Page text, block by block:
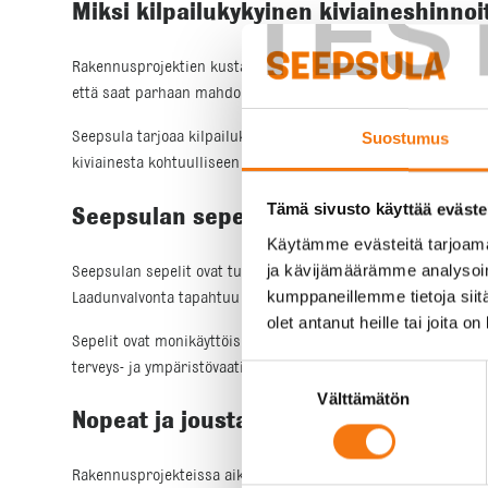
Suostumus
Tämä sivusto käyttää
Käytämme evästeitä
ja kävijämäärämme
kumppaneillemme tietoja
olet antanut heille tai joita
Suostumuksen
Välttämätön
Miksi kilpailukykyinen
Rakennusprojektien kustannukset voivat nousta nopeasti,
että saat parhaan mahdollisen vastineen rahallesi. Tämä on
Seepsula tarjoaa kilpailukykyistä hinnoittelua, joka
kiviainesta kohtuulliseen hintaan. Kilpailukykyinen
Seepsulan sepelit: Laadun ja
Seepsulan sepelit ovat tunnettuja tasalaatuisuudestaan ja
Laadunvalvonta tapahtuu sekä tehtaan omassa
Sepelit ovat monikäyttöisiä ja sopivat erilaisiin
terveys- ja ympäristövaatimukset. Tämä tekee niistä
Nopeat ja joustavat toimitukset
Rakennusprojekteissa aikataulut ovat usein tiukkoja, ja